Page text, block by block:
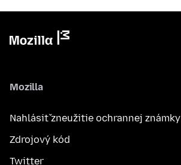
Mozilla
Nahlásiť zneužitie ochrannej známky
Zdrojový kód
Twitter